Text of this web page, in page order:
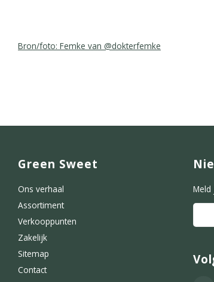
Bron/foto: Femke van @dokterfemke
Green Sweet
Ons verhaal
Assortiment
Verkooppunten
Zakelijk
Sitemap
Contact
Meld